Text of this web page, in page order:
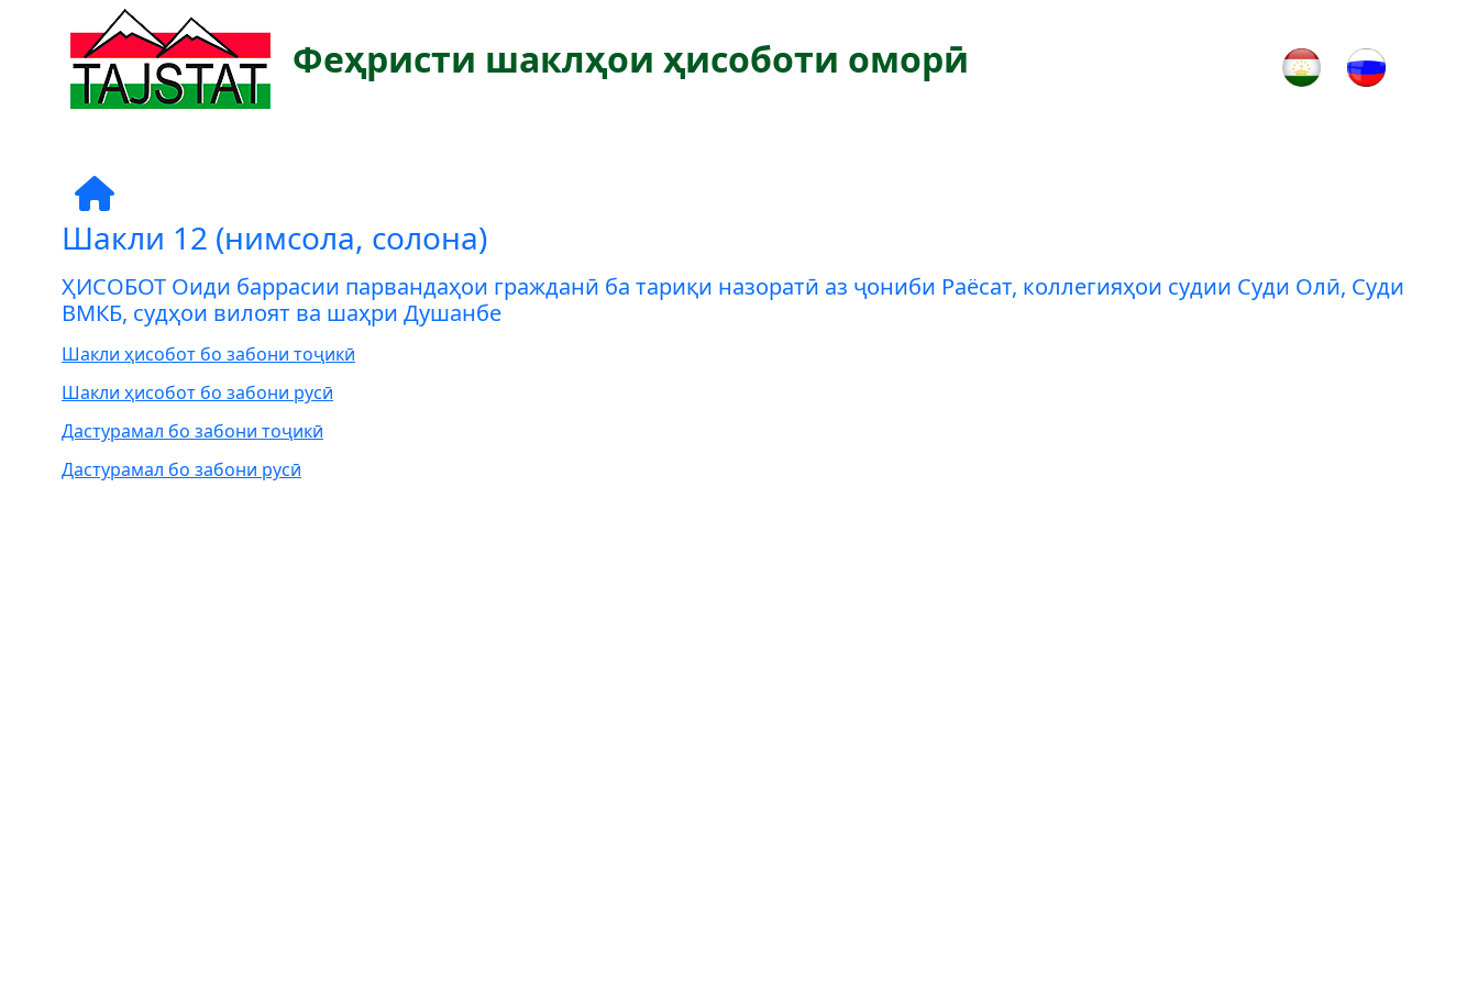
Феҳристи шаклҳои ҳисоботи оморӣ
Шакли 12 (нимсола, солона)
ҲИСОБОТ Оиди баррасии парвандаҳои гражданӣ ба тариқи назоратӣ аз ҷониби Раёсат, коллегияҳои судии Суди Олӣ, Суди
ВМКБ, судҳои вилоят ва шаҳри Душанбе
Шакли ҳисобот бо забони тоҷикӣ
Шакли ҳисобот бо забони русӣ
Дастурамал бо забони тоҷикӣ
Дастурамал бо забони русӣ